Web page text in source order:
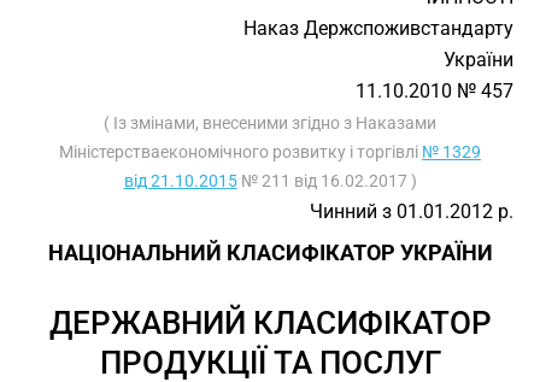
Наказ Держспоживстандарту
України
11.10.2010 № 457
( Із змінами, внесеними згідно з Наказами
Міністерстваекономічного розвитку і торгівлі № 1329
від 21.10.2015 № 211 від 16.02.2017)
Чинний з 01.01.2012 р.
НАЦІОНАЛЬНИЙ КЛАСИФІКАТОР УКРАЇНИ
ДЕРЖАВНИЙ КЛАСИФІКАТОР
ПРОДУКЦІЇ ТА ПОСЛУГ